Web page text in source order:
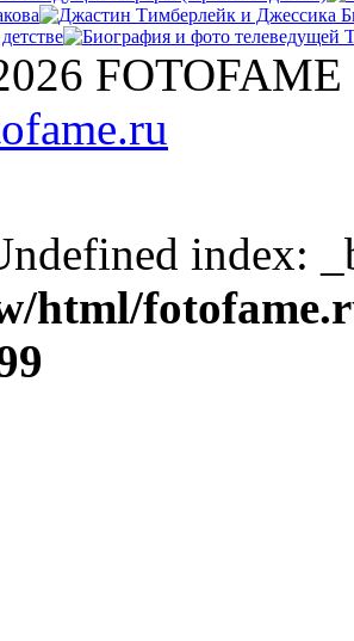
FOTOFAME
index:
html/